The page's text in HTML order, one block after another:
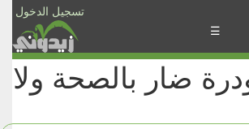
تسجيل الدخول
الأخبار
الأسئلة
والمشاركات
☰
ضار بالصحة ولا